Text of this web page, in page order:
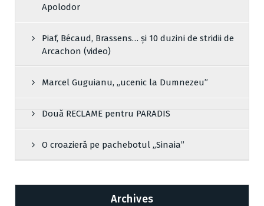
Apolodor
Piaf, Bécaud, Brassens… și 10 duzini de stridii de
Arcachon (video)
Marcel Guguianu, „ucenic la Dumnezeu”
Două RECLAME pentru PARADIS
O croazieră pe pachebotul „Sinaia”
Archives